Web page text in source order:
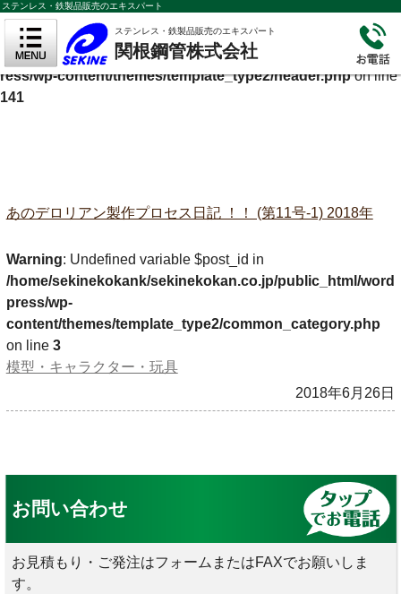
Warning
: Undefined variable $cf_description in
/home/sekinekokank/sekinekokan.co.jp/public_html/wordp
ress/wp-content/themes/template_type2/header.phpon line
141
ステンレス・鉄製品販売のエキスパート
ステンレス・鉄製品販売のエキスパート
関根鋼管株式会社
あのデロリアン製作プロセス日記 ！！ (第11号-1) 2018年
Warning: Undefined variable $post_id in
/home/sekinekokank/sekinekokan.co.jp/public_html/word
press/wp-
content/themes/template_type2/common_category.php
on line 3
模型・キャラクター・玩具
2018年6月26日
お問い合わせ
お見積もり・ご発注はフォームまたはFAXでお願いしま
す。